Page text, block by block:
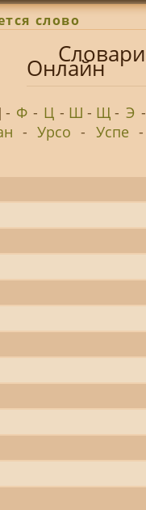
слово
Словари
Онлайн
- Ф - Ц - Ш - Щ- Э -
- Урсо - Успе -